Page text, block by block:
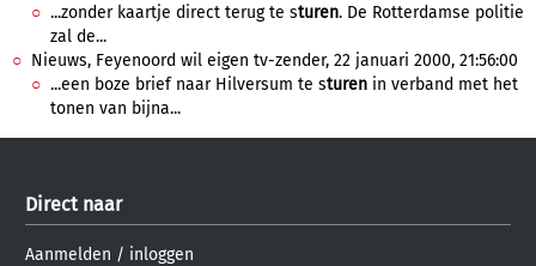
...zonder kaartje direct terug te sturen. De Rotterdamse politie
zal de...
Nieuws, Feyenoord wil eigen tv-zender, 22 januari 2000, 21:56:00
...een boze brief naar Hilversum te sturen in verband met het
tonen van bijna...
Direct naar
Aanmelden / inloggen